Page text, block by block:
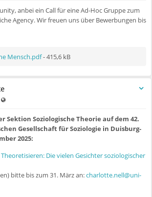
anbei ein Call für eine Ad-Hoc Gruppe zum
Agency. Wir freuen uns über Bewerbungen bis
Mensch.pdf- 415,6 kB
Zuletzt aktualisiert 11.07.2025 - 09:54
Sektion Soziologische Theorie auf dem 42.
Gesellschaft für Soziologie in Duisburg-
2025:
Die vielen Gesichter soziologischer
bitte bis zum 31. März an:charlotte.nell@uni-